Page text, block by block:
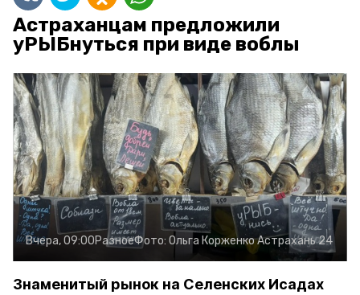
Астраханцам предложили
уРЫБнуться при виде воблы
Вчера, 09:00РазноеФото: Ольга КорженкоАстрахань 24
Знаменитый рынок на Селенских Исадах